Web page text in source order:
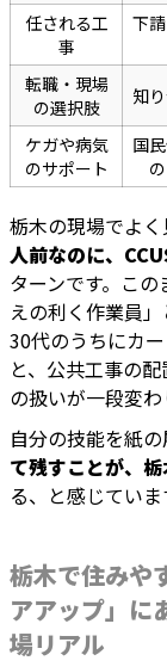
任される工
事
下
転職・現場
の選択肢
知
ケガや病気
のサポート
国
栃木の現場でよく
人前なのに、
ターンです。こ
えの利く作業員
30代のうちにカ
と、公共工事の
の扱いが一段変わ
自分の技能を紙の
て残すことが、
る、と感じていま
栃木で住みや
アアップ」に
場リアル